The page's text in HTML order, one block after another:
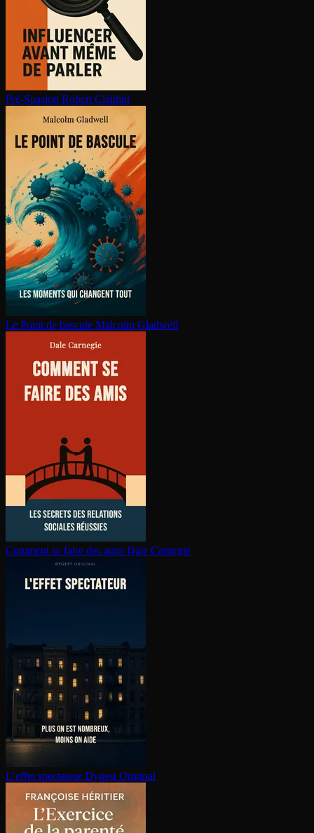
Pré-Suasion Robert Cialdini
Le Point de bascule Malcolm Gladwell
Comment se faire des amis Dale Carnegie
L’effet spectateur Dygest Original